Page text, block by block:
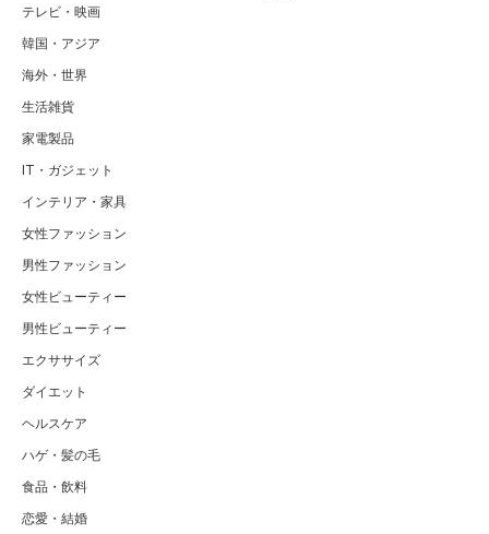
テレビ・映画
韓国・アジア
海外・世界
生活雑貨
家電製品
IT・ガジェット
インテリア・家具
女性ファッション
男性ファッション
女性ビューティー
男性ビューティー
エクササイズ
ダイエット
ヘルスケア
ハゲ・髪の毛
食品・飲料
恋愛・結婚